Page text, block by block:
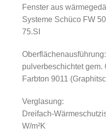
Fenster aus
Systeme Schüco FW
75.SI
Oberflächenausführung:
pulverbeschichtet
Farbton 9011
Verglasung:
Dreifach-
W/m²K